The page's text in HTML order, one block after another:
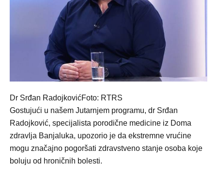
Dr Srđan RadojkovićFoto: RTRS
Gostujući u našem Јutarnjem programu, dr Srđan
Radojković, specijalista porodične medicine iz Doma
zdravlja Banjaluka, upozorio je da ekstremne vrućine
mogu značajno pogoršati zdravstveno stanje osoba koje
boluju od hroničnih bolesti.